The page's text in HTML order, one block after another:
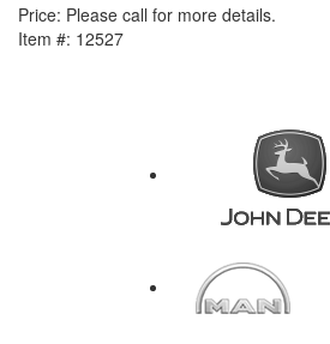
Price: Please call for more details.
Item #: 12527